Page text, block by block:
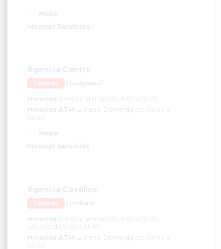
Mapa
Mostrar Servicios
Agencia Centro
Cerrado | Guayaquil
Horarios:
Lunes a viernes de 9:00 a 16:00
Horarios ATM: Lunes a Domingo de 00:00 a
24:00
Mapa
Mostrar Servicios
Agencia Cevallos
Cerrado | Ambato
Horarios:
Lunes a viernes de 9:00 a 16:00,
sábado de 9:00 a 13:00
Horarios ATM: Lunes a Domingo de 00:00 a
24:00